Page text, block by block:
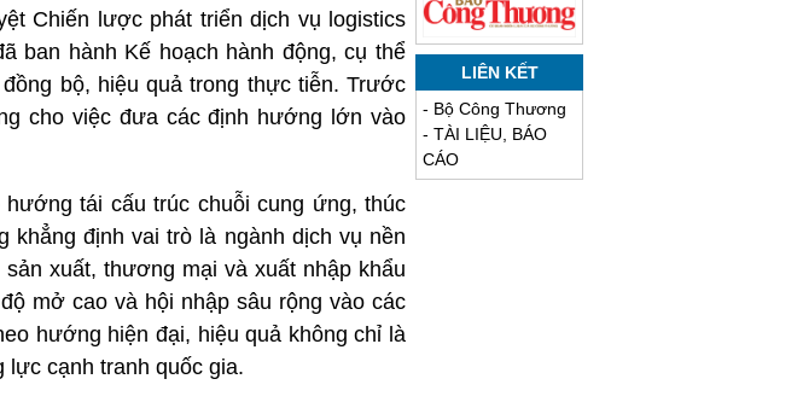
Chiến lược phát triển dịch vụ logistics
ban hành Kế hoạch hành động, cụ thể
bộ, hiệu quả trong thực tiễn. Trước
cho việc đưa các định hướng lớn vào
tái cấu trúc chuỗi cung ứng, thúc
khẳng định vai trò là ngành dịch vụ nền
xuất, thương mại và xuất nhập khẩu
mở cao và hội nhập sâu rộng vào các
hướng hiện đại, hiệu quả không chỉ là
lực cạnh tranh quốc gia.
LIÊN KẾT
- Bộ Công Thương
- TÀI LIỆU, BÁO
CÁO